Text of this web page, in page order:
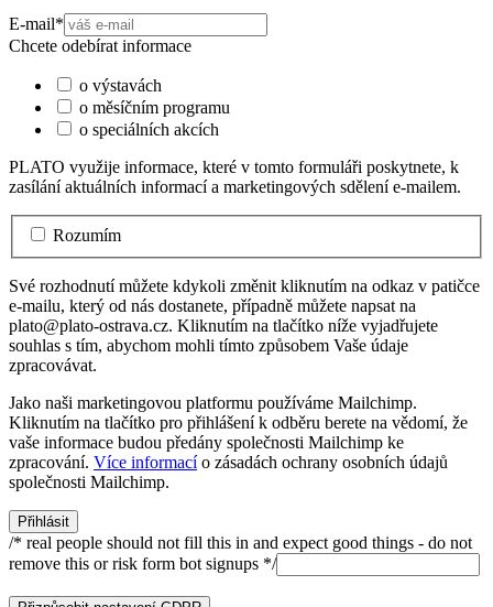
E-mail*
Chcete odebírat informace
o výstavách
o měsíčním programu
o speciálních akcích
PLATO využije informace, které v tomto formuláři poskytnete, k
zasílání aktuálních informací a marketingových sdělení e-mailem.
Rozumím
Své rozhodnutí můžete kdykoli změnit kliknutím na odkaz v patičce
e-mailu, který od nás dostanete, případně můžete napsat na
plato@plato-ostrava.cz. Kliknutím na tlačítko níže vyjadřujete
souhlas s tím, abychom mohli tímto způsobem Vaše údaje
zpracovávat.
Jako naši marketingovou platformu používáme Mailchimp.
Kliknutím na tlačítko pro přihlášení k odběru berete na vědomí, že
vaše informace budou předány společnosti Mailchimp ke
zpracování. Více informacío zásadách ochrany osobních údajů
společnosti Mailchimp.
/* real people should not fill this in and expect good things - do not
remove this or risk form bot signups */